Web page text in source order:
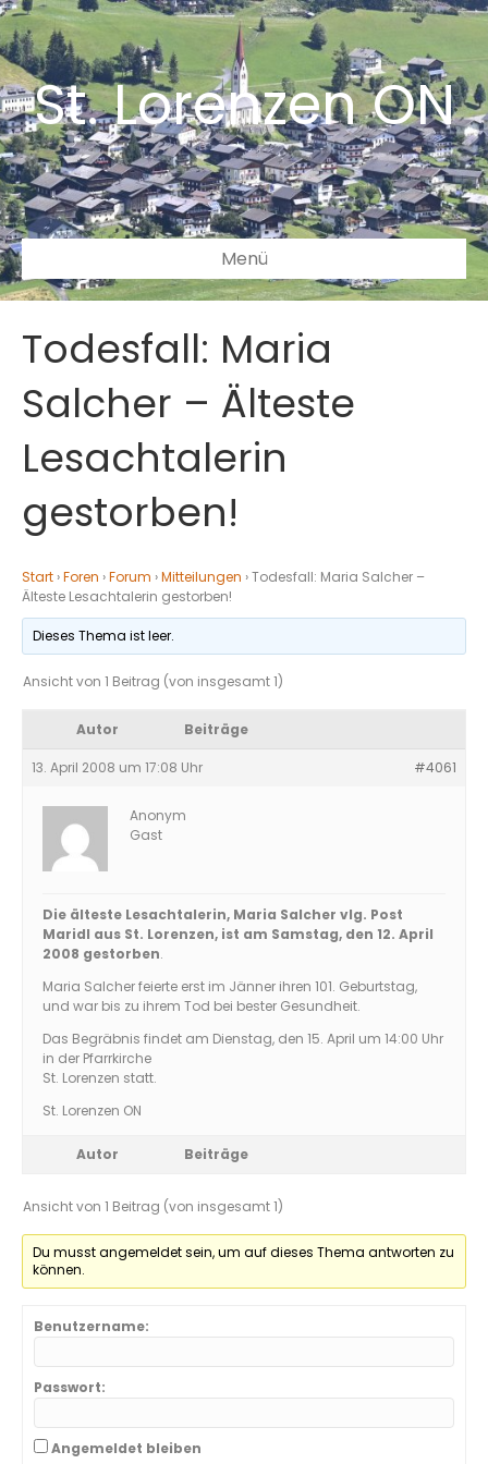
St. Lorenzen ON
Menü
Todesfall: Maria
Salcher – Älteste
Lesachtalerin
gestorben!
Start ›Foren ›Forum ›Mitteilungen ›Todesfall: Maria Salcher –
Älteste Lesachtalerin gestorben!
Dieses Thema ist leer.
Ansicht von 1 Beitrag (von insgesamt 1)
Autor Beiträge
13. April 2008 um 17:08 Uhr #4061
Anonym
Gast
Die älteste Lesachtalerin, Maria Salcher vlg. Post
Maridl aus St. Lorenzen, ist am Samstag, den 12. April
2008 gestorben.
Maria Salcher feierte erst im Jänner ihren 101. Geburtstag,
und war bis zu ihrem Tod bei bester Gesundheit.
Das Begräbnis findet am Dienstag, den 15. April um 14:00 Uhr
in der Pfarrkirche
St. Lorenzen statt.
St. Lorenzen ON
Autor Beiträge
Ansicht von 1 Beitrag (von insgesamt 1)
Du musst angemeldet sein, um auf dieses Thema antworten zu
können.
Benutzername:
Passwort:
Angemeldet bleiben